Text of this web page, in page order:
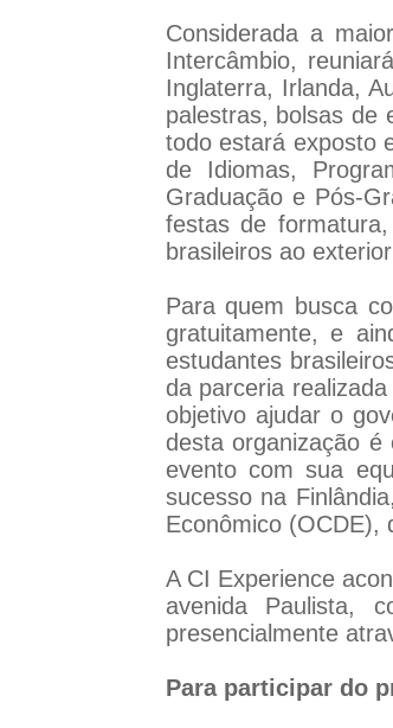
Considerada a
Intercâmbio,
Inglaterra, Irlanda,
palestras, bolsas de
todo estará exposto
de Idiomas,
Graduação e Pós-
festas de
brasileiros ao
Para quem busca
gratuitamente, e
estudantes
da parceria
objetivo ajudar o
desta organização
evento com sua
sucesso na
Econômico (OCDE),
A CI Experience
avenida Paulista,
presencialmente
Para participar do